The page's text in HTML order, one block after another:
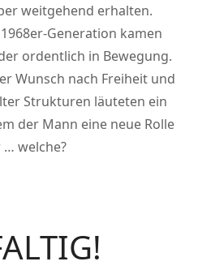
weitgehend erhalten.
Generation kamen
ordentlich in Bewegung.
Wunsch nach Freiheit und
Strukturen läuteten ein
der Mann eine neue Rolle
welche?